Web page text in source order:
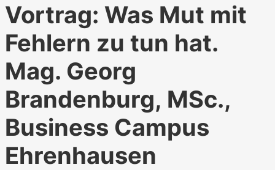
Vortrag: Was Mut mit
Fehlern zu tun hat.
Mag. Georg
Brandenburg, MSc.,
Business Campus
Ehrenhausen